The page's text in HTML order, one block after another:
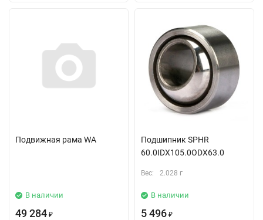
Подвижная рама WA
В наличии
49 284 ₽
Подшипник SPHR
60.0IDX105.0ODX63.0
Вес: 2.028 г
В наличии
5 496 ₽